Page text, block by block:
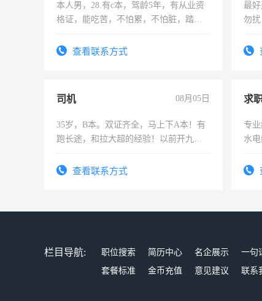
本人男，28.有c本，驾龄5年，有从业资
格证，能吃苦，不怕累，不怕脏，踏
查看联系方式
最
勿扰
司机 08月05日
35岁，B本。双证齐全，马上下A本！有
跑长途，和拉大超的经验！以前开九米
查看联系方式
求
专
水
栏目导航: 职位搜索 简历中心 名企展示 一句
套餐标准
金币充值 意见建议 联系